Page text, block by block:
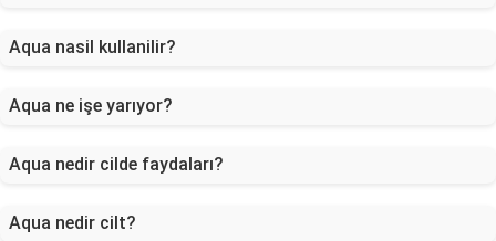
Aqua nasil kullanilir?
Aqua ne işe yarıyor?
Aqua nedir cilde faydaları?
Aqua nedir cilt?